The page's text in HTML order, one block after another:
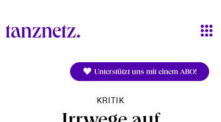
Unterstützt uns mit einem ABO!
KRITIK